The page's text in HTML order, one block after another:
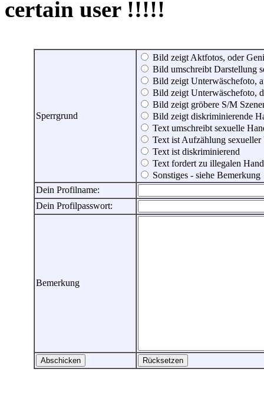
certain user !!!!!
Sperrgrund
Bild zeigt Aktfotos, oder
Bild umschreibt Darstellung
Bild zeigt Unterwäschefoto,
Bild zeigt Unterwäschefoto,
Bild zeigt gröbere S/M
Bild zeigt diskriminierende
Text umschreibt sexuelle
Text ist Aufzählung sexueller
Text ist diskriminierend
Text fordert zu illegalen
Sonstiges - siehe Bemerkung
Dein Profilname:
Dein Profilpasswort:
Bemerkung